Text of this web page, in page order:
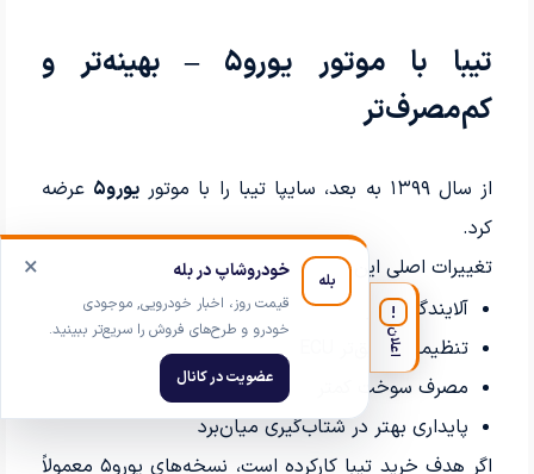
تیبا با موتور یورو۵ – بهینه‌تر و
کم‌مصرف‌تر
از سال ۱۳۹۹ به بعد، سایپا تیبا را با موتور یورو۵
عرضه
کرد.
تغییرات اصلی این نسخه:
آلایندگی کمتر
تنظیمات دقیق‌تر ECU
مصرف سوخت کمتر
پایداری بهتر در شتاب‌گیری میان‌برد
اگر هدف خرید تیبا کارکرده است، نسخه‌های یورو۵ معمولاً
!
اعلان
× بله خودروشاپ در بله
قیمت روز، اخبار خودرویی, موجودی
خودرو و طرح‌های فروش را سریع‌تر ببینید.
عضویت در کانال